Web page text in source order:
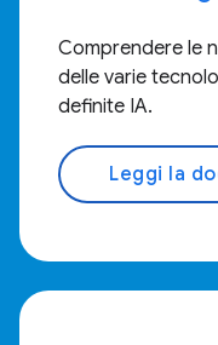
Comprendere le
delle varie
definite IA.
Leggi la